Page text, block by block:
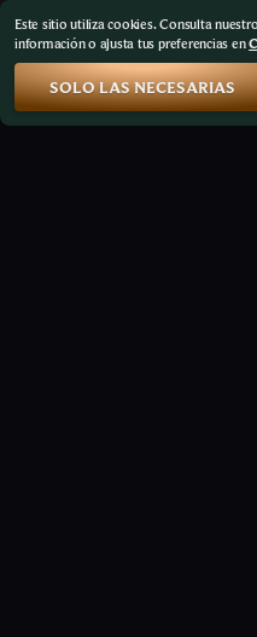
Este sitio utiliza cookies. Consulta
información o ajusta tus preferencias en
SOLO LAS NECESARIAS